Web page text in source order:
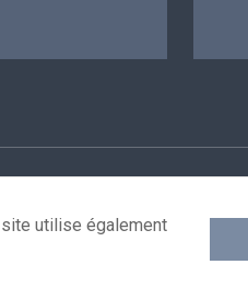
utilise également